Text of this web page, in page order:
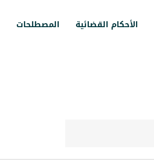
الأحكام القضائية المصطلحات